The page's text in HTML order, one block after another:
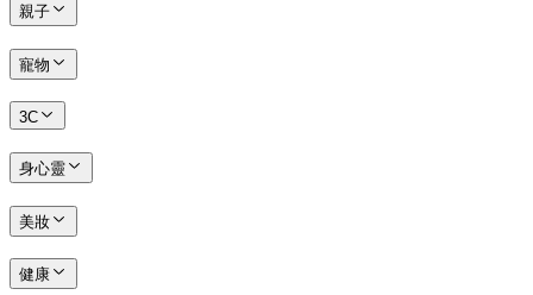
親子
寵物
3C
身心靈
美妝
健康